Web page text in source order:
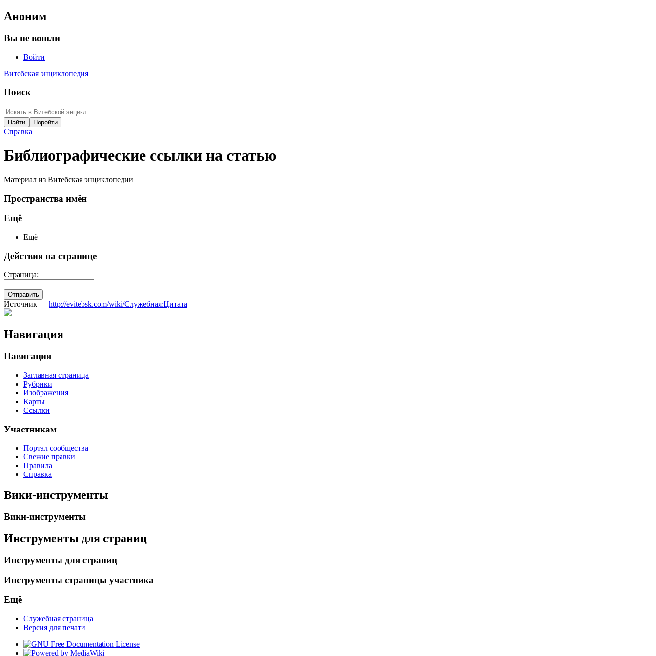
Аноним
Вы не вошли
Войти
Витебская энциклопедия
Поиск
Справка
Библиографические ссылки на статью
Материал из Витебская энциклопедии
Пространства имён
Ещё
Ещё
Действия на странице
Страница:
Отправить
Источник — http://evitebsk.com/wiki/Служебная:Цитата
Навигация
Навигация
Заглавная страница
Рубрики
Изображения
Карты
Ссылки
Участникам
Портал сообщества
Свежие правки
Правила
Справка
Вики-инструменты
Вики-инструменты
Инструменты для страниц
Инструменты для страниц
Инструменты страницы участника
Ещё
Служебная страница
Версия для печати